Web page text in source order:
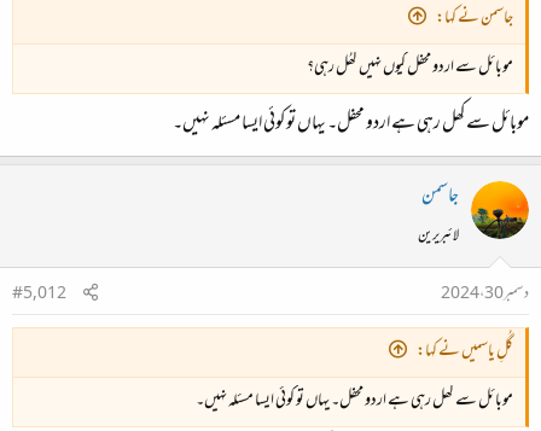
جاسمن نے کہا:
موبائل سے اردو محفل کیوں نہیں کھُل رہی؟
موبائل سے کھل رہی ہے اردو محفل۔ یہاں تو کوئی ایسا مسئلہ نہیں۔
جاسمن
لائبریرین
دسمبر 30، 2024
#5,012
گُلِ یاسمیں نے کہا:
موبائل سے کھل رہی ہے اردو محفل۔ یہاں تو کوئی ایسا مسئلہ نہیں۔